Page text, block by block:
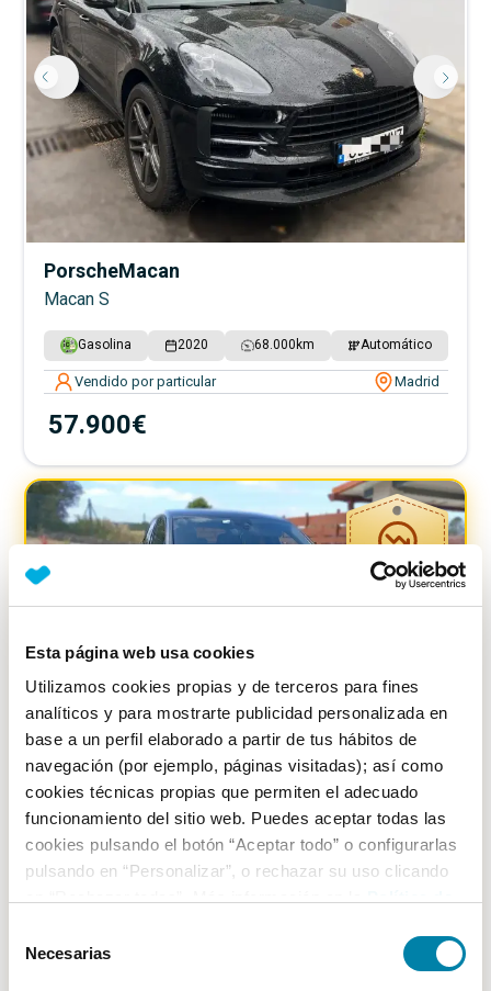
Esta página web usa cookies
Utilizamos cookies propias y de terceros para fines
analíticos y para mostrarte publicidad personalizada en
base a un perfil elaborado a partir de tus hábitos de
navegación (por ejemplo, páginas visitadas); así como
cookies técnicas propias que permiten el adecuado
funcionamiento del sitio web. Puedes aceptar todas las
cookies pulsando el botón “Aceptar todo” o configurarlas
pulsando en “Personalizar”, o rechazar su uso clicando
Necesarias
PorscheMacan
Macan S
Gasolina 2020 68.000 km Automático
Vendido por particular Madrid
57.900€
14.602€
SUPER PRECIO 33.11%
Porsche Macan
Turbo Con Paquete Performance
Automático